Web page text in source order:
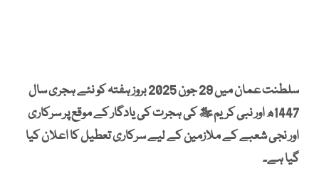
سلطنت عمان میں 29 جون 2025 بروز ہفتہ کو نئے ہجری سال
1447ھ اور نبی کریم ﷺ کی ہجرت کی یادگار کے موقع پر سرکاری
اور نجی شعبے کے ملازمین کے لیے سرکاری تعطیل کا اعلان کیا
گیا ہے۔